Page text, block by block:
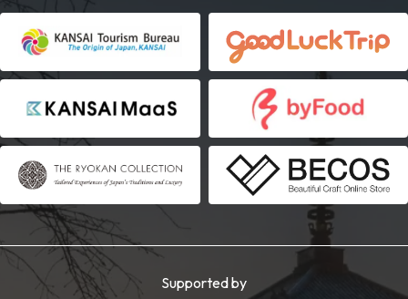
Supported by